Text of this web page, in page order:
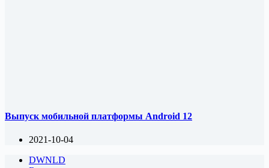
Выпуск мобильной платформы Android 12
2021-10-04
DWNLD